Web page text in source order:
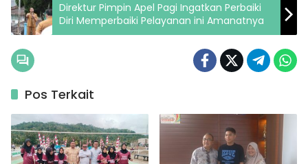
Direktur Pimpin Apel Pagi Ingatkan Perbaiki
Diri Memperbaiki Pelayanan ini Amanatnya
Pos Terkait